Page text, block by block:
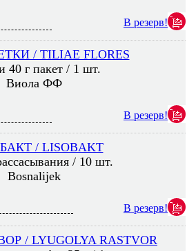
В резерв!
/ TILIAE FLORES
40 г пакет / 1 шт.
Виола ФФ
В резерв!
/ LISOBAKT
/ 10 шт.
Bosnalijek
В резерв!
/ LYUGOLYA RASTVOR